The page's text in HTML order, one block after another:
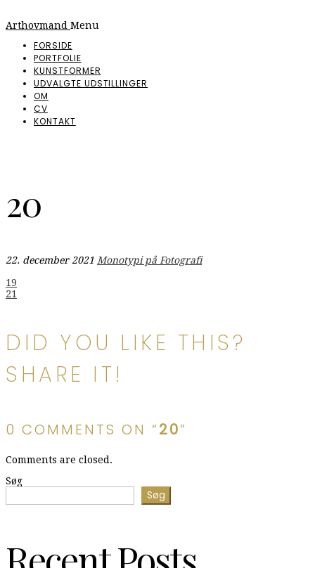
Arthovmand Menu
FORSIDE
PORTFOLIE
KUNSTFORMER
UDVALGTE UDSTILLINGER
OM
CV
KONTAKT
20
22. december 2021 Monotypi på Fotografi
Indlægsnavigation
19
21
DID YOU LIKE THIS?
SHARE IT!
0 COMMENTS ON “20”
Comments are closed.
Søg
Søg